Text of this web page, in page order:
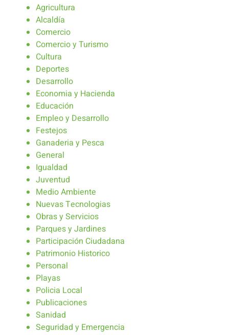
Agricultura
Alcaldía
Comercio
Comercio y Turismo
Cultura
Deportes
Desarrollo
Economia y Hacienda
Educación
Empleo y Desarrollo
Festejos
Ganaderia y Pesca
General
Igualdad
Juventud
Medio Ambiente
Nuevas Tecnologias
Obras y Servicios
Parques y Jardines
Participación Ciudadana
Patrimonio Historico
Personal
Playas
Policia Local
Publicaciones
Sanidad
Seguridad y Emergencia